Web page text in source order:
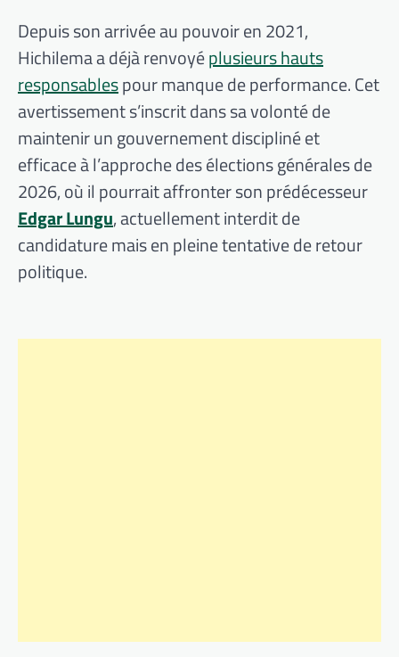
Depuis son arrivée au pouvoir en 2021,
Hichilema a déjà renvoyéplusieurs hauts
responsablespour manque de performance. Cet
avertissement s’inscrit dans sa volonté de
maintenir un gouvernement discipliné et
efficace à l’approche des élections générales de
2026, où il pourrait affronter son prédécesseur
Edgar Lungu, actuellement interdit de
candidature mais en pleine tentative de retour
politique.